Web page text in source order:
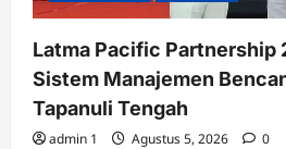
Latma Pacific Partnership
Sistem Manajemen
Tapanuli Tengah
admin 1 Agustus 5, 2026 0